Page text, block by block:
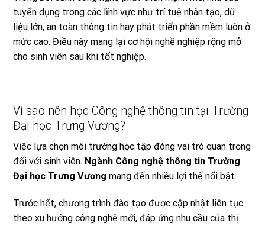
tuyển dụng trong các lĩnh vực như trí tuệ nhân tạo, dữ
liệu lớn, an toàn thông tin hay phát triển phần mềm luôn ở
mức cao. Điều này mang lại cơ hội nghề nghiệp rộng mở
cho sinh viên sau khi tốt nghiệp.
Vì sao nên học Công nghệ thông tin tại Trường
Đại học Trưng Vương?
Việc lựa chọn môi trường học tập đóng vai trò quan trọng
đối với sinh viên. Ngành Công nghệ thông tin Trường
Đại học Trưng Vương mang đến nhiều lợi thế nổi bật.
Trước hết, chương trình đào tạo được cập nhật liên tục
theo xu hướng công nghệ mới, đáp ứng nhu cầu của thị